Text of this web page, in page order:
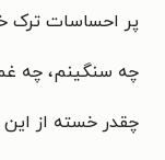
پر احساسات ترک
چه سنگینم، چه
چقدر خسته از این